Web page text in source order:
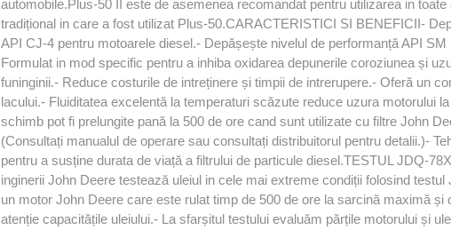
automobile.Plus-50 II este de asemenea recomandat pentru utilizarea in
tradițional in care a fost utilizat Plus-50.CARACTERISTICI SI BENEFICII-
API CJ-4 pentru motoarele diesel.- Depășește nivelul de performanță API
Formulat in mod specific pentru a inhiba oxidarea depunerile coroziunea și
funinginii.- Reduce costurile de intreținere și timpii de intrerupere.- Oferă un
lacului.- Fluiditatea excelentă la temperaturi scăzute reduce uzura motorului
schimb pot fi prelungite pană la 500 de ore cand sunt utilizate cu filtre John
(Consultați manualul de operare sau consultați distribuitorul pentru detalii.)-
pentru a susține durata de viață a filtrului de particule diesel.TESTUL JDQ-
inginerii John Deere testează uleiul in cele mai extreme condiții folosind
un motor John Deere care este rulat timp de 500 de ore la sarcină maximă și
atenție capacitățile uleiului.- La sfarșitul testului evaluăm părțile motorului și